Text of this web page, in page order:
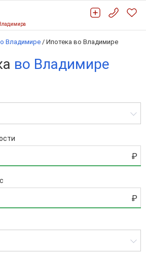
Владимире / Ипотека во Владимире
во Владимире